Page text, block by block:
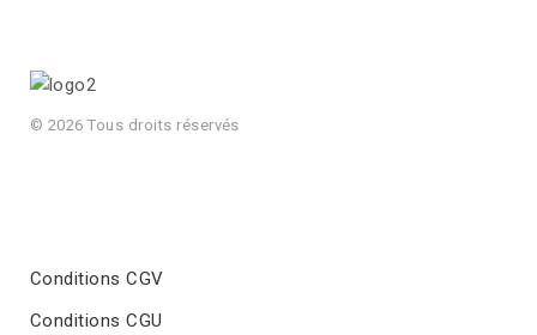
© 2026 Tous droits réservés
Conditions CGV
Conditions CGU